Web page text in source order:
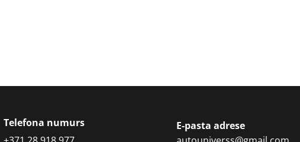
Telefona numurs
E-pasta adrese